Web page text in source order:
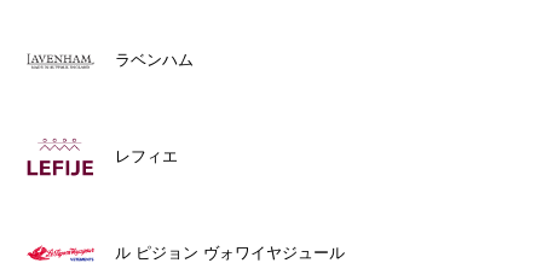
ラベンハム
レフィエ
ル ピジョン ヴォワイヤジュール